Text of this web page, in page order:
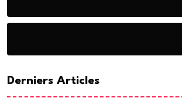
Derniers Articles